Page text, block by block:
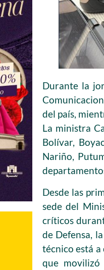
Durante la
del país,
La ministra
Bolívar,
Nariño,
Desde las
sede del
críticos
de Defensa,
técnico está
que movilizó